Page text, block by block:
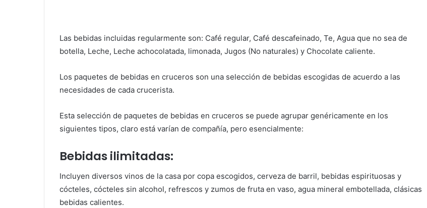
Las bebidas incluidas regularmente son: Café regular, Café descafeinado, Te, Agua que no sea de
botella, Leche, Leche achocolatada, limonada, Jugos (No naturales) y Chocolate caliente.
Los paquetes de bebidas en cruceros son una selección de bebidas escogidas de acuerdo a las
necesidades de cada crucerista.
Esta selección de paquetes de bebidas en cruceros se puede agrupar genéricamente en los
siguientes tipos, claro está varían de compañía, pero esencialmente:
Bebidas ilimitadas:
Incluyen diversos vinos de la casa por copa escogidos, cerveza de barril, bebidas espirituosas y
cócteles, cócteles sin alcohol, refrescos y zumos de fruta en vaso, agua mineral embotellada, clásicas
bebidas calientes.